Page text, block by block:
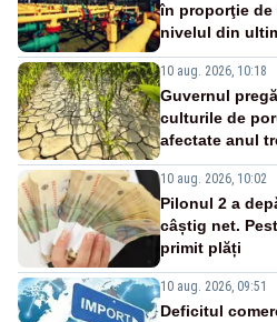
în proporţie de
nivelul din
10 aug. 2026, 10:18
Guvernul
culturile de
afectate anul
10 aug. 2026, 10:02
Pilonul 2 a
câștig net.
primit plăți
10 aug. 2026, 09:51
Deficitul